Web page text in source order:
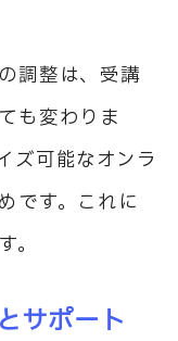
調整は、受講
も変わりま
ズ可能なオンラ
です。これに
サポート